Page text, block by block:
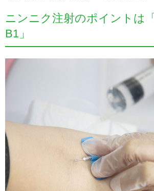
ニンニク注射のポイントは
B1」